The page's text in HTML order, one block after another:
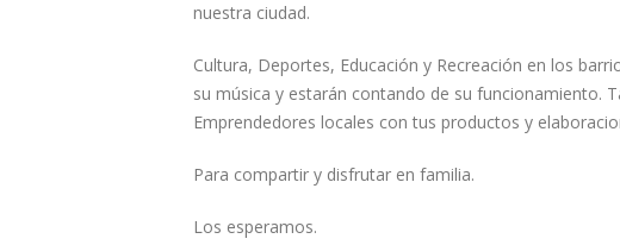
nuestra ciudad.
Cultura, Deportes, Educación y Recreación en los
su música y estarán contando de su funcionamiento.
Emprendedores locales con tus productos y
Para compartir y disfrutar en familia.
Los esperamos.